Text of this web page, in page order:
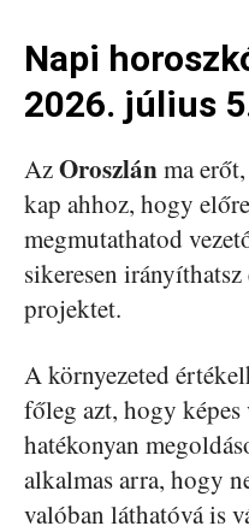
Napi
2026. július
AzOroszlánma
kap ahhoz, hogy
megmutathatod
sikeresen
projektet.
A környezeted
főleg azt, hogy képes
hatékonyan
alkalmas arra, hogy
valóban láthatóvá is